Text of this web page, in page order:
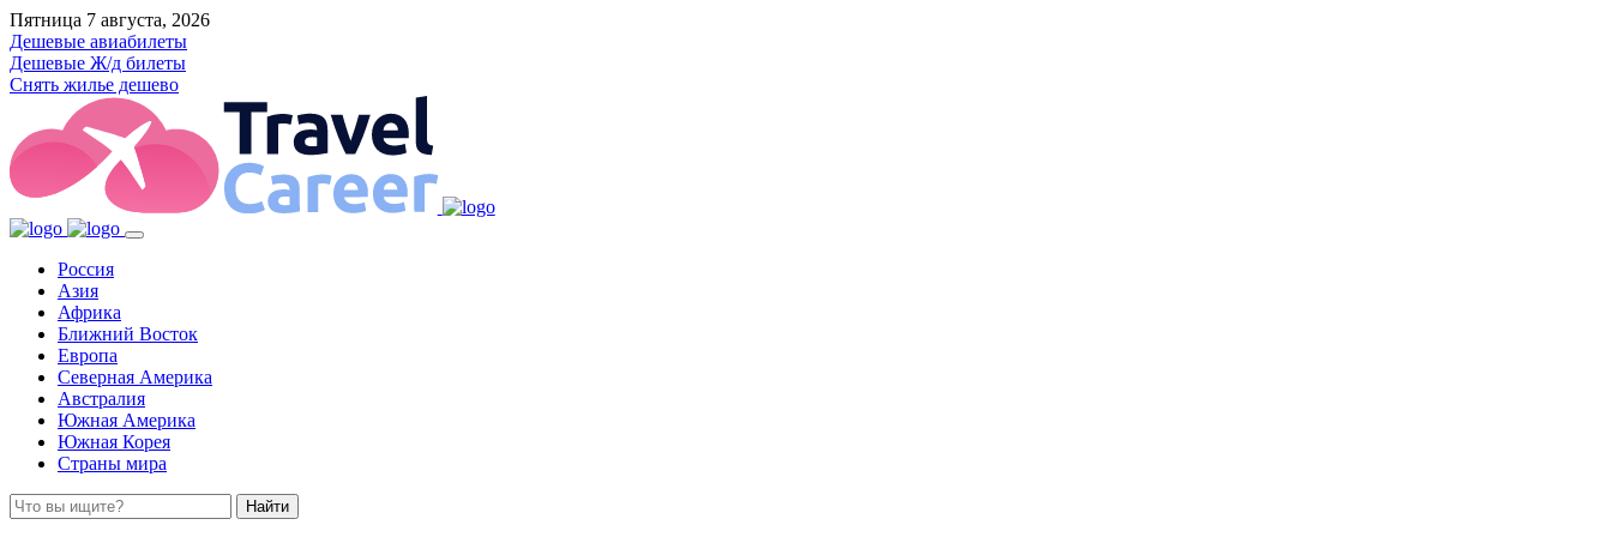
Пятница 7 августа, 2026
Дешевые авиабилеты
Дешевые Ж/д билеты
Снять жилье дешево
Россия
Азия
Африка
Ближний Восток
Европа
Северная Америка
Австралия
Южная Америка
Южная Корея
Страны мира
Найти